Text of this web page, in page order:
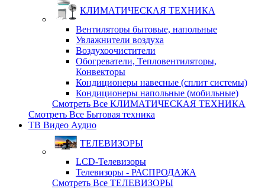
КЛИМАТИЧЕСКАЯ ТЕХНИКА
Вентиляторы бытовые, напольные
Увлажнители воздуха
Воздухоочистители
Обогреватели, Тепловентиляторы,
Конвекторы
Кондиционеры навесные (сплит системы)
Кондиционеры напольные (мобильные)
Смотреть Все КЛИМАТИЧЕСКАЯ ТЕХНИКА
Смотреть Все Бытовая техника
ТВ Видео Аудио
ТЕЛЕВИЗОРЫ
LCD-Телевизоры
Телевизоры - РАСПРОДАЖА
Смотреть Все ТЕЛЕВИЗОРЫ